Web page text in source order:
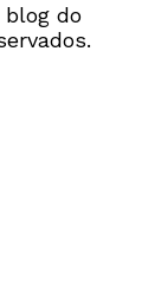
blog do